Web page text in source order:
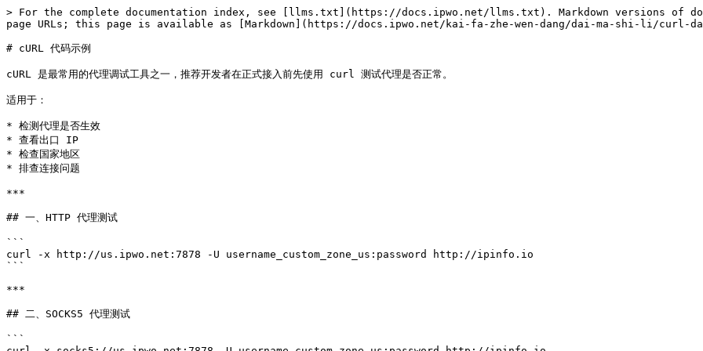
> For the complete documentation index, see [llms.txt](https://docs.ipwo.net/llms.txt). Markdown versions of
page URLs; this page is available as [Markdown](https://docs.ipwo.net/kai-fa-zhe-wen-dang/dai-ma-shi-li/curl-
# cURL 代码示例
cURL 是最常用的代理调试工具之一，推荐开发者在正式接入前先使用 curl 测试代理是否正常。
适用于：
* 检测代理是否生效
* 查看出口 IP
* 检查国家地区
* 排查连接问题
***
## 一、HTTP 代理测试
```
curl -x http://us.ipwo.net:7878 -U username_custom_zone_us:password http://ipinfo.io
```
***
## 二、SOCKS5 代理测试
```